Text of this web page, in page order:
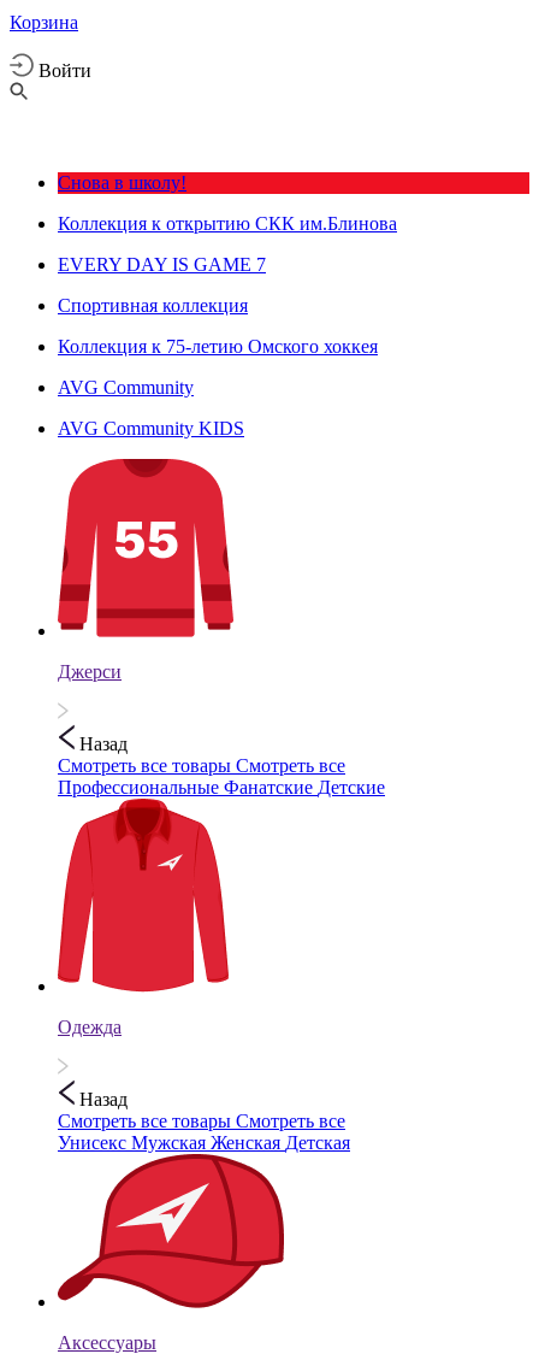
Корзина
Войти
Снова в школу!
Коллекция к открытию СКК им.Блинова
EVERY DAY IS GAME 7
Спортивная коллекция
Коллекция к 75-летию Омского хоккея
AVG Community
AVG Community KIDS
Джерси
Назад
Смотреть все товары Смотреть все
Профессиональные Фанатские Детские
Одежда
Назад
Смотреть все товары Смотреть все
Унисекс Мужская Женская Детская
Аксессуары